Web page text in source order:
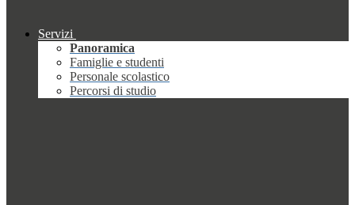
Servizi
Panoramica
Famiglie e studenti
Personale scolastico
Percorsi di studio